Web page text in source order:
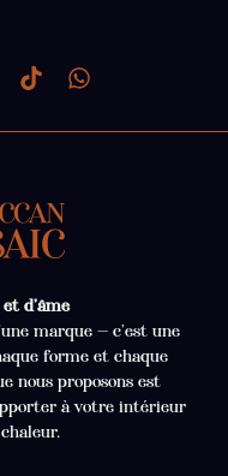
d’âme
marque — c’est une
forme et chaque
nous proposons est
à votre intérieur